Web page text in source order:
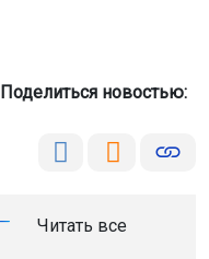
Поделиться новостью:
Читать все